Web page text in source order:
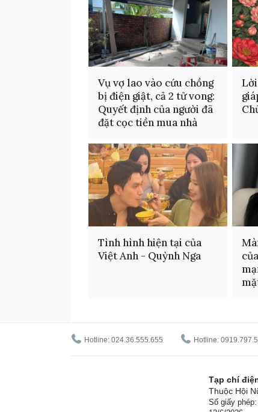
Vụ vợ lao vào cứu chồng
bị điện giật, cả 2 tử vong:
Quyết định của người đã
đặt cọc tiền mua nhà
Tình hình hiện tại của
Việt Anh - Quỳnh Nga
Hotline: 024.36.555.655 Hotline:
Tạp chí
Thuộc Hội
Số giấy